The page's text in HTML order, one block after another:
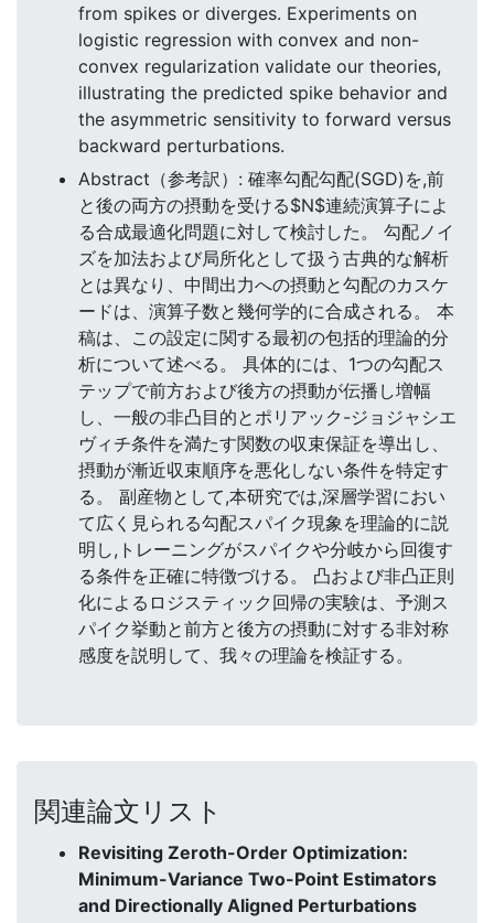
from spikes or diverges. Experiments on
logistic regression with convex and non-
convex regularization validate our theories,
illustrating the predicted spike behavior and
the asymmetric sensitivity to forward versus
backward perturbations.
Abstract（参考訳）: 確率勾配勾配(SGD)を,前
と後の両方の摂動を受ける$N$連続演算子によ
る合成最適化問題に対して検討した。 勾配ノイ
ズを加法および局所化として扱う古典的な解析
とは異なり、中間出力への摂動と勾配のカスケ
ードは、演算子数と幾何学的に合成される。 本
稿は、この設定に関する最初の包括的理論的分
析について述べる。 具体的には、1つの勾配ス
テップで前方および後方の摂動が伝播し増幅
し、一般の非凸目的とポリアック-ジョジャシエ
ヴィチ条件を満たす関数の収束保証を導出し、
摂動が漸近収束順序を悪化しない条件を特定す
る。 副産物として,本研究では,深層学習におい
て広く見られる勾配スパイク現象を理論的に説
明し,トレーニングがスパイクや分岐から回復す
る条件を正確に特徴づける。 凸および非凸正則
化によるロジスティック回帰の実験は、予測ス
パイク挙動と前方と後方の摂動に対する非対称
感度を説明して、我々の理論を検証する。
関連論文リスト
Revisiting Zeroth-Order Optimization:
Minimum-Variance Two-Point Estimators
and Directionally Aligned Perturbations